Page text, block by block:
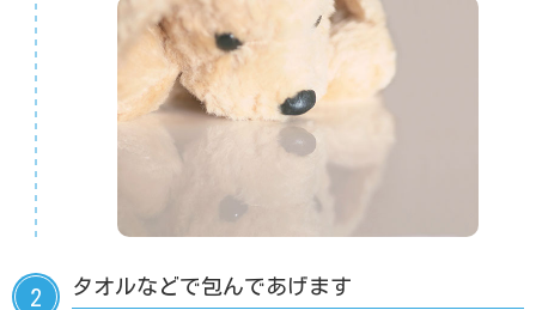
2 タオルなどで包んであげます